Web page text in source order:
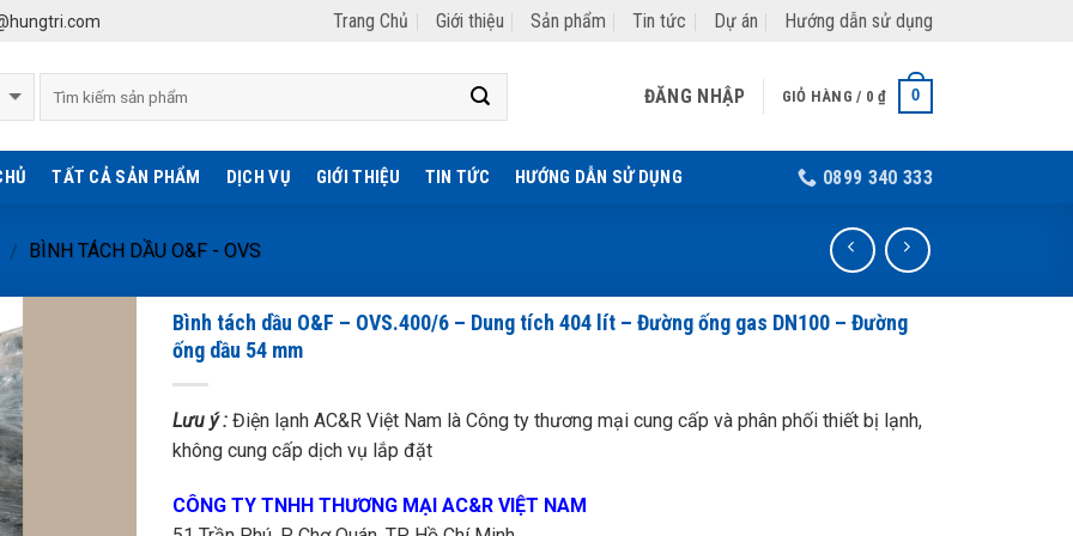
Trang Chủ Giới thiệu Sản phẩm Tin tức Dự án Hướng dẫn sử dụng
ĐĂNG NHẬP GIỎ HÀNG / 0₫ 0
TẤT CẢ SẢN PHẨM DỊCH VỤ GIỚI THIỆU TIN TỨC HƯỚNG DẪN SỬ DỤNG 0899 340 333
/ BÌNH TÁCH DẦU O&F - OVS
Bình tách dầu O&F – OVS.400/6 – Dung tích 404 lít – Đường ống gas DN100 – Đường
ống dầu 54 mm
Lưu ý : Điện lạnh AC&R Việt Nam là Công ty thương mại cung cấp và phân phối thiết bị lạnh,
không cung cấp dịch vụ lắp đặt
CÔNG TY TNHH THƯƠNG MẠI AC&R VIỆT NAM